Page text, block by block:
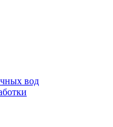
вод